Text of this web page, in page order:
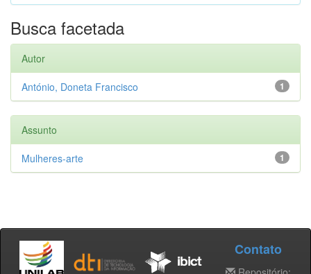
Busca facetada
Autor
1
António, Doneta Francisco
Assunto
1
Mulheres-arte
Contato